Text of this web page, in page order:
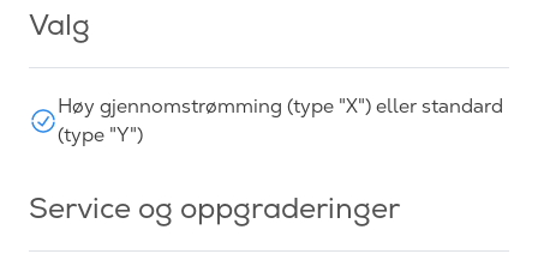
Valg
Høy gjennomstrømming (type "X") eller standard
(type "Y")
Service og oppgraderinger